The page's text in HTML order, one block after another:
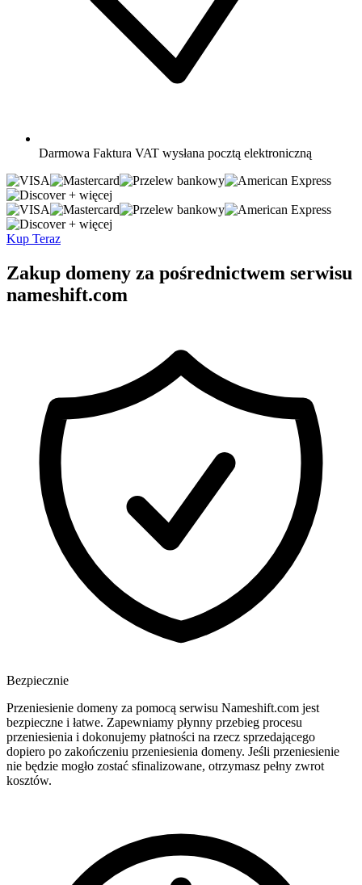
Darmowa Faktura VAT wysłana pocztą elektroniczną
+ więcej
+ więcej
Kup Teraz
Zakup domeny za pośrednictwem serwisu
nameshift.com
Bezpiecznie
Przeniesienie domeny za pomocą serwisu Nameshift.com jest
bezpieczne i łatwe. Zapewniamy płynny przebieg procesu
przeniesienia i dokonujemy płatności na rzecz sprzedającego
dopiero po zakończeniu przeniesienia domeny. Jeśli przeniesienie
nie będzie mogło zostać sfinalizowane, otrzymasz pełny zwrot
kosztów.